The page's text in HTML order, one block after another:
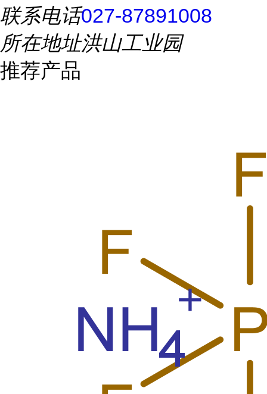
联系电话027-87891008
所在地址洪山工业园
推荐产品